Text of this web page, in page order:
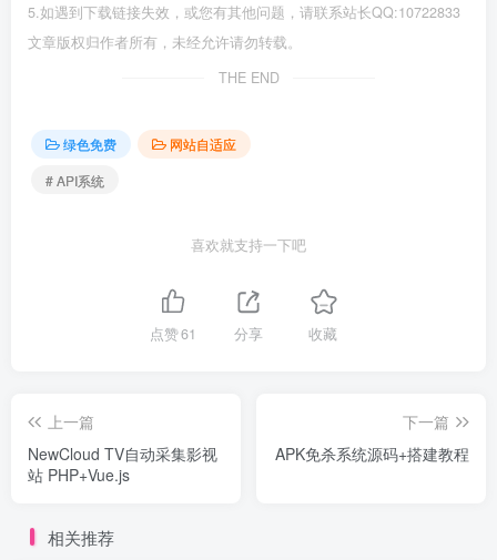
5.如遇到下载链接失效，或您有其他问题，请联系站长QQ:10722833
文章版权归作者所有，未经允许请勿转载。
THE END
绿色免费
网站自适应
# API系统
喜欢就支持一下吧
点赞61 分享 收藏
上一篇
NewCloud TV自动采集影视
站 PHP+Vue.js
下一篇
APK免杀系统源码+搭建教程
相关推荐